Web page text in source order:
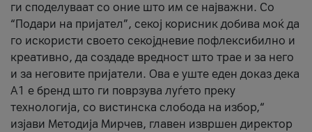
ги споделуваат со оние што им се најважни. Со
“Подари на пријател”, секој корисник добива моќ да
го искористи своето секојдневие пофлексибилно и
креативно, да создаде вредност што трае и за него
и за неговите пријатели. Ова е уште еден доказ дека
А1 е бренд што ги поврзува луѓето преку
технологија, со вистинска слобода на избор,“
изјави Методија Мирчев, главен извршен директор